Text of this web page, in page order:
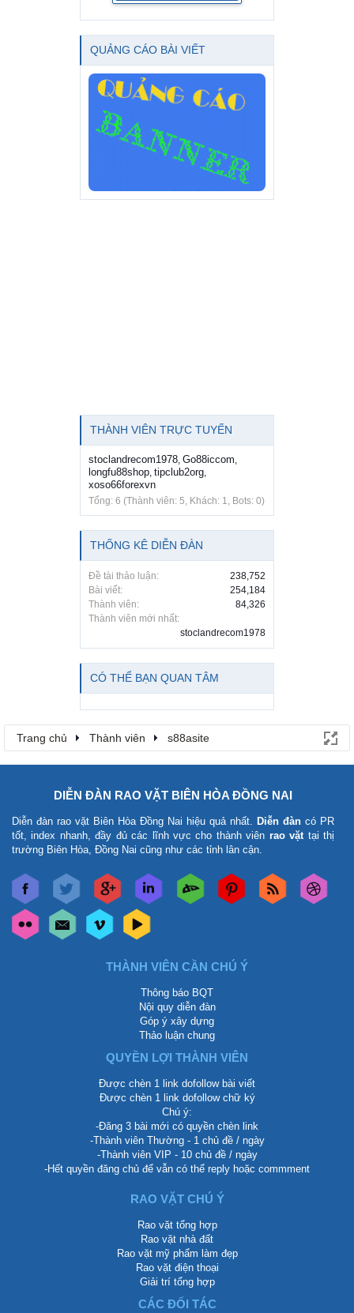
QUẢNG CÁO BÀI VIẾT
THÀNH VIÊN TRỰC TUYẾN
stoclandrecom1978, Go88iccom,
longfu88shop, tipclub2org,
xoso66forexvn
Tổng: 6 (Thành viên: 5, Khách: 1, Bots: 0)
THỐNG KÊ DIỄN ĐÀN
Đề tài thảo luận:
238,752
Bài viết:
254,184
Thành viên:
84,326
Thành viên mới nhất:
stoclandrecom1978
CÓ THỂ BẠN QUAN TÂM
Trang chủ Thành viên s88asite
DIỄN ĐÀN RAO VẶT BIÊN HÒA ĐỒNG NAI
Diễn đàn rao vặt Biên Hòa Đồng Nai hiệu quả nhất. Diễn đàn có PR
tốt, index nhanh, đầy đủ các lĩnh vực cho thành viên rao vặttại thị
trường Biên Hòa, Đồng Nai cũng như các tỉnh lân cận.
THÀNH VIÊN CẦN CHÚ Ý
Thông báo BQT
Nội quy diễn đàn
Góp ý xây dựng
Thảo luận chung
QUYỀN LỢI THÀNH VIÊN
Được chèn 1 link dofollow bài viết
Được chèn 1 link dofollow chữ ký
Chú ý:
-Đăng 3 bài mới có quyền chèn link
-Thành viên Thường - 1 chủ đề / ngày
-Thành viên VIP - 10 chủ đề / ngày
-Hết quyền đăng chủ để vẫn có thể reply hoặc commment
RAO VẶT CHÚ Ý
Rao vặt tổng hợp
Rao vặt nhà đất
Rao vặt mỹ phẩm làm đẹp
Rao vặt điện thoại
Giải trí tổng hợp
CÁC ĐỐI TÁC